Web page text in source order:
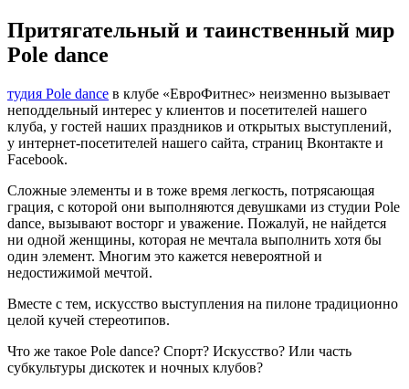
Притягательный и таинственный мир
Pоle dance
тудия Pоle dance в клубе «ЕвроФитнес» неизменно вызывает
неподдельный интерес у клиентов и посетителей нашего
клуба, у гостей наших праздников и открытых выступлений,
у интернет-посетителей нашего сайта, страниц Вконтакте и
Facebook.
Сложные элементы и в тоже время легкость, потрясающая
грация, с которой они выполняются девушками из студии Pоle
dance, вызывают восторг и уважение. Пожалуй, не найдется
ни одной женщины, которая не мечтала выполнить хотя бы
один элемент. Многим это кажется невероятной и
недостижимой мечтой.
Вместе с тем, искусство выступления на пилоне традиционно
целой кучей стереотипов.
Что же такое Pоle dance? Спорт? Искусство? Или часть
субкультуры дискотек и ночных клубов?